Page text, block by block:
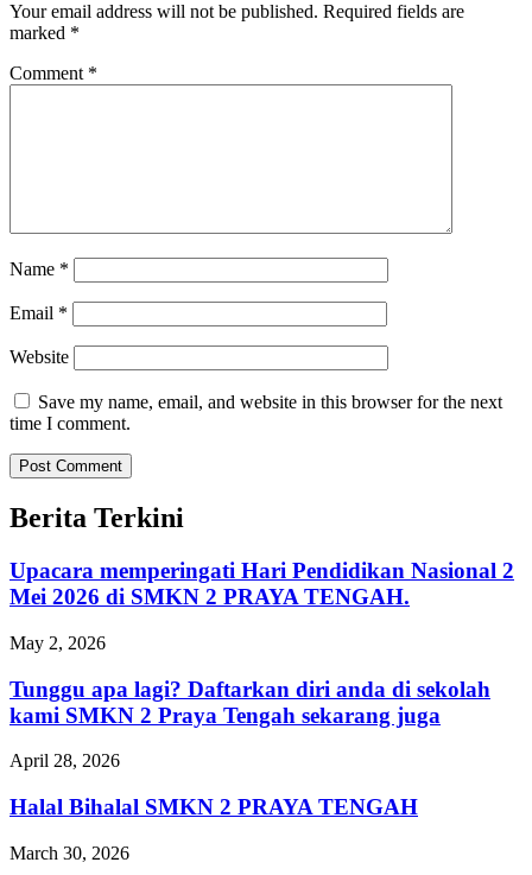
Your email address will not be published. Required fields are
marked *
Comment *
Name *
Email *
Website
Save my name, email, and website in this browser for the next
time I comment.
Berita Terkini
Upacara memperingati Hari Pendidikan Nasional 2
Mei 2026 di SMKN 2 PRAYA TENGAH.
May 2, 2026
Tunggu apa lagi? Daftarkan diri anda di sekolah
kami SMKN 2 Praya Tengah sekarang juga
April 28, 2026
Halal Bihalal SMKN 2 PRAYA TENGAH
March 30, 2026